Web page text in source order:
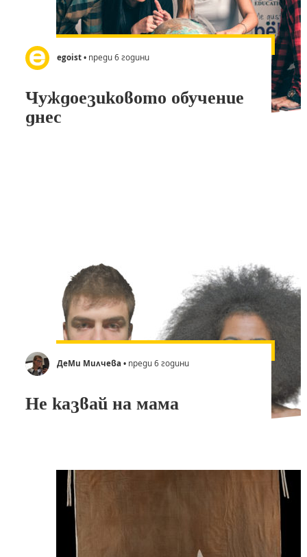
egoist• преди 6 години
Чуждоезиковото обучение
днес
ДеМи Милчева • преди 6 години
Не казвай на мама